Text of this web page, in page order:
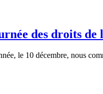
des droits de
le 10 décembre, nous